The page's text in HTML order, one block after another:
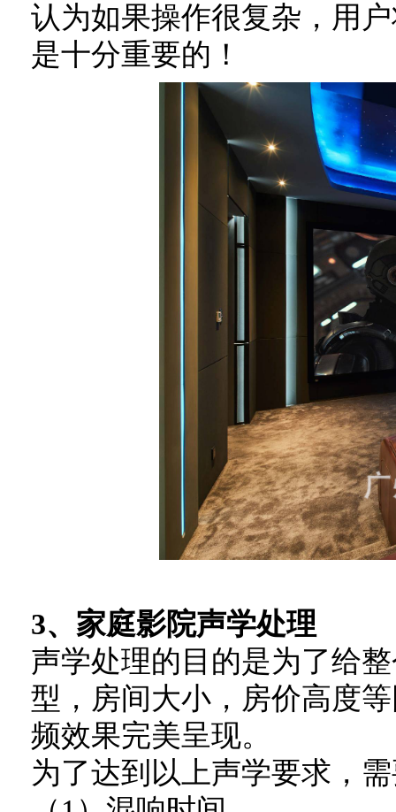
认为如果操作很复杂，用
是十分重要的！
3、家庭影院声学处理
声学处理的目的是为了给
型，房间大小，房价高度
频效果完美呈现。
为了达到以上声学要求，